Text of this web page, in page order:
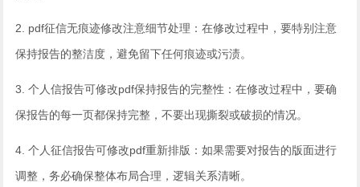
2. pdf征信无痕迹修改注意细节处理：在修改过程中，要特别注意
保持报告的整洁度，避免留下任何痕迹或污渍。
3. 个人信报告可修改pdf保持报告的完整性：在修改过程中，要确
保报告的每一页都保持完整，不要出现撕裂或破损的情况。
4. 个人征信报告可修改pdf重新排版：如果需要对报告的版面进行
调整，务必确保整体布局合理，逻辑关系清晰。